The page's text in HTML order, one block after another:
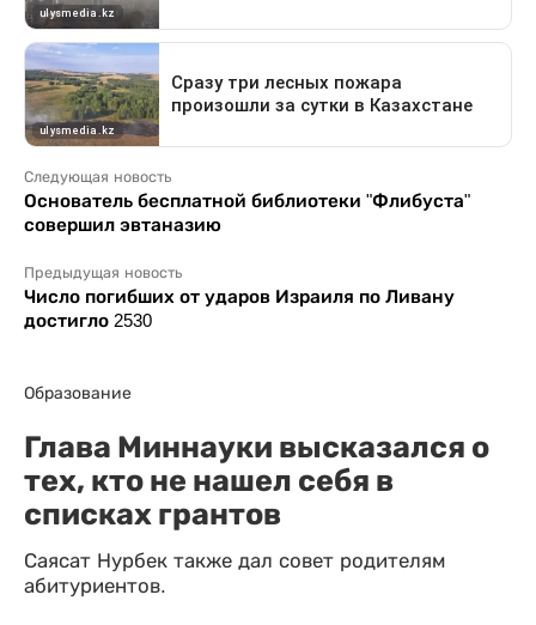
Следующая новость
Основатель бесплатной библиотеки "Флибуста"
совершил эвтаназию
Предыдущая новость
Число погибших от ударов Израиля по Ливану
достигло 2530
Образование
Глава Миннауки высказался о
тех, кто не нашел себя в
списках грантов
Саясат Нурбек также дал совет родителям
абитуриентов.